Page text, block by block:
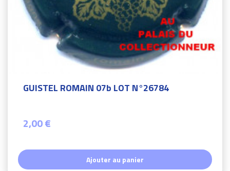
GUISTEL ROMAIN 07b LOT N°26784
2,00 €
Ajouter au panier